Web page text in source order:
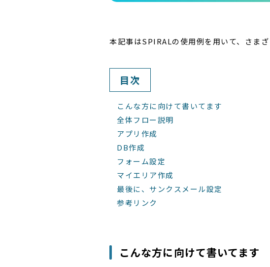
本記事はSPIRALの使用例を用いて、さま
目次
こんな方に向けて書いてます
全体フロー説明
アプリ作成
DB作成
フォーム設定
マイエリア作成
最後に、サンクスメール設定
参考リンク
こんな方に向けて書いてます